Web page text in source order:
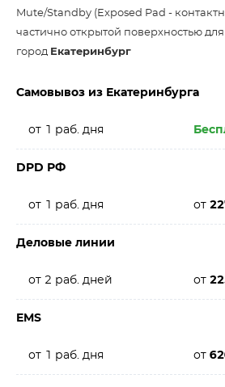
Mute/Standby (Exposed Pad -
частично открытой поверхностью
город Екатеринбург
Самовывоз из Екатеринбурга
от 1 раб. дня
DPD РФ
от 1 раб. дня от
Деловые линии
от 2 раб. дней от
EMS
от 1 раб. дня от